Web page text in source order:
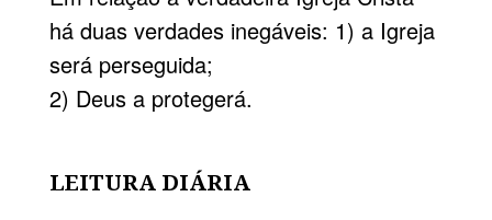
há duas verdades inegáveis: 1) a Igreja
será perseguida;
2) Deus a protegerá.
LEITURA DIÁRIA